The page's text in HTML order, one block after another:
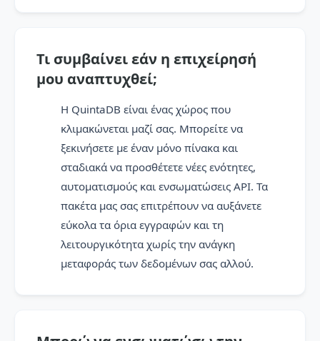
Τι συμβαίνει εάν η επιχείρησή
μου αναπτυχθεί;
Η QuintaDB είναι ένας χώρος που
κλιμακώνεται μαζί σας. Μπορείτε να
ξεκινήσετε με έναν μόνο πίνακα και
σταδιακά να προσθέτετε νέες ενότητες,
αυτοματισμούς και ενσωματώσεις API. Τα
πακέτα μας σας επιτρέπουν να αυξάνετε
εύκολα τα όρια εγγραφών και τη
λειτουργικότητα χωρίς την ανάγκη
μεταφοράς των δεδομένων σας αλλού.